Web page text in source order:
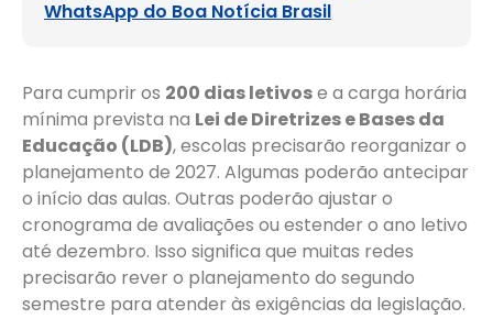
WhatsApp do Boa Notícia Brasil
Para cumprir os 200 dias letivose a carga horária
mínima prevista na Lei de Diretrizes e Bases da
Educação (LDB), escolas precisarão reorganizar o
planejamento de 2027. Algumas poderão antecipar
o início das aulas. Outras poderão ajustar o
cronograma de avaliações ou estender o ano letivo
até dezembro. Isso significa que muitas redes
precisarão rever o planejamento do segundo
semestre para atender às exigências da legislação.